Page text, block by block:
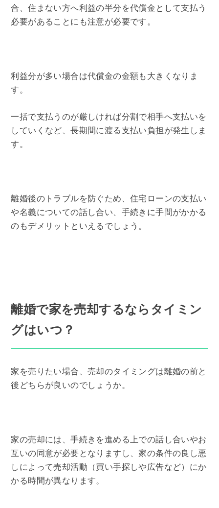
合、住まない方へ利益の半分を代償金として支払う
必要があることにも注意が必要です。
利益分が多い場合は代償金の金額も大きくなりま
す。
一括で支払うのが厳しければ分割で相手へ支払いを
していくなど、長期間に渡る支払い負担が発生しま
す。
離婚後のトラブルを防ぐため、住宅ローンの支払い
や名義についての話し合い、手続きに手間がかかる
のもデメリットといえるでしょう。
離婚で家を売却するならタイミン
グはいつ？
家を売りたい場合、売却のタイミングは離婚の前と
後どちらが良いのでしょうか。
家の売却には、手続きを進める上での話し合いやお
互いの同意が必要となりますし、家の条件の良し悪
しによって売却活動（買い手探しや広告など）にか
かる時間が異なります。